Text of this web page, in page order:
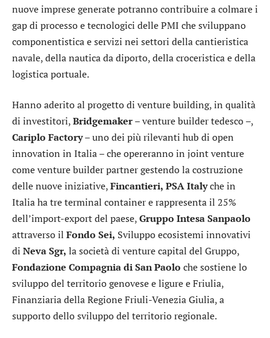
nuove imprese generate potranno contribuire a colmare i
gap di processo e tecnologici delle PMI che sviluppano
componentistica e servizi nei settori della cantieristica
navale, della nautica da diporto, della croceristica e della
logistica portuale.
Hanno aderito al progetto di venture building, in qualità
di investitori,Bridgemaker– venture builder tedesco –,
Cariplo Factory– uno dei più rilevanti hub di open
innovation in Italia – che opereranno in joint venture
come venture builder partner gestendo la costruzione
delle nuove iniziative,Fincantieri, PSA Italyche in
Italia ha tre terminal container e rappresenta il 25%
dell’import-export del paese,Gruppo Intesa Sanpaolo
attraverso il Fondo Sei, Sviluppo ecosistemi innovativi
di Neva Sgr, la società di venture capital del Gruppo,
Fondazione Compagnia di San Paolo che sostiene lo
sviluppo del territorio genovese e ligure e Friulia,
Finanziaria della Regione Friuli-Venezia Giulia, a
supporto dello sviluppo del territorio regionale.